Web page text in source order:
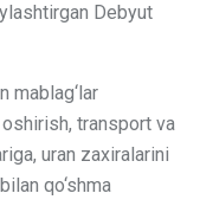
Debyut
mablag‘lar
transport va
uran zaxiralarini
qo‘shma